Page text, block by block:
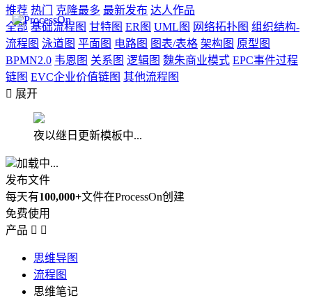
推荐 热门 克隆最多 最新发布 达人作品
全部 基础流程图 甘特图 ER图 UML图 网络拓扑图 组织结构-
流程图 泳道图 平面图 电路图 图表/表格 架构图 原型图
BPMN2.0 韦恩图 关系图 逻辑图 魏朱商业模式 EPC事件过程
链图 EVC企业价值链图 其他流程图
 展开
夜以继日更新模板中...
加载中...
发布文件
每天有100,000+文件在ProcessOn创建
免费使用
产品  
思维导图
流程图
思维笔记